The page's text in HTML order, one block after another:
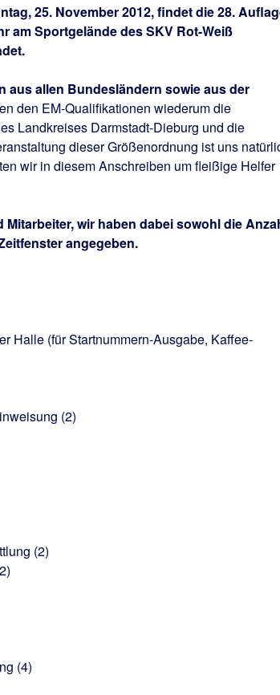
25. November 2012, findet die 28.
am Sportgelände des SKV Rot-Weiß
aus allen Bundesländern sowie aus der
den EM-Qualifikationen wiederum die
Landkreises Darmstadt-Dieburg und die
dieser Größenordnung ist uns
wir in diesem Anschreiben um fleißige Helfer
wir haben dabei sowohl die
angegeben.
Halle (für Startnummern-Ausgabe, Kaffee-
(2)
(2)
(4)